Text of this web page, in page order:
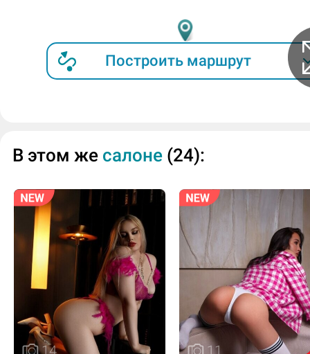
Построить маршрут
В этом же салоне (24):
14 11